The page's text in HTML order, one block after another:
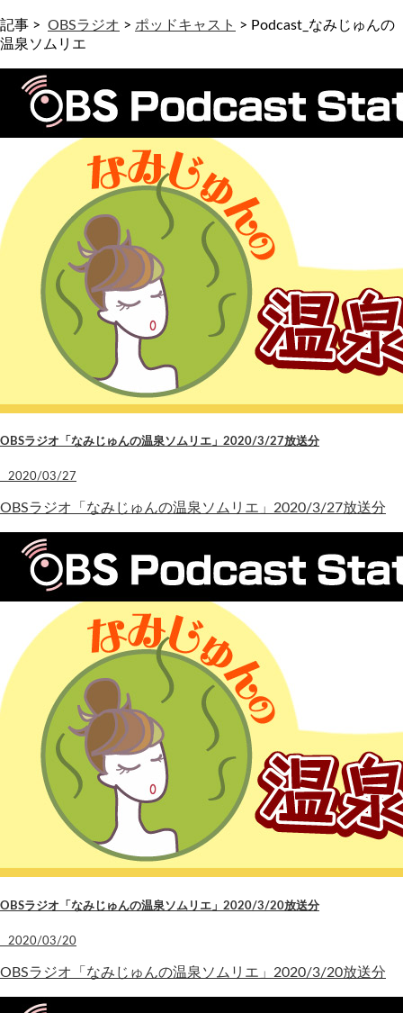
記事 > OBSラジオ > ポッドキャスト > Podcast_なみじゅんの
温泉ソムリエ
OBSラジオ「なみじゅんの温泉ソムリエ」2020/3/27放送分
2020/03/27
OBSラジオ「なみじゅんの温泉ソムリエ」2020/3/27放送分
OBSラジオ「なみじゅんの温泉ソムリエ」2020/3/20放送分
2020/03/20
OBSラジオ「なみじゅんの温泉ソムリエ」2020/3/20放送分